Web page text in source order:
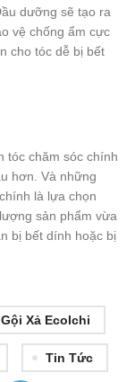
dưỡng sẽ tạo ra
vệ chống ẩm cực
cho tóc dễ bị bết
tóc chăm sóc chính
hơn. Và những
là lựa chọn
sản phẩm vừa
bị bết dính hoặc bị
Xả Ecolchi
Tin Tức